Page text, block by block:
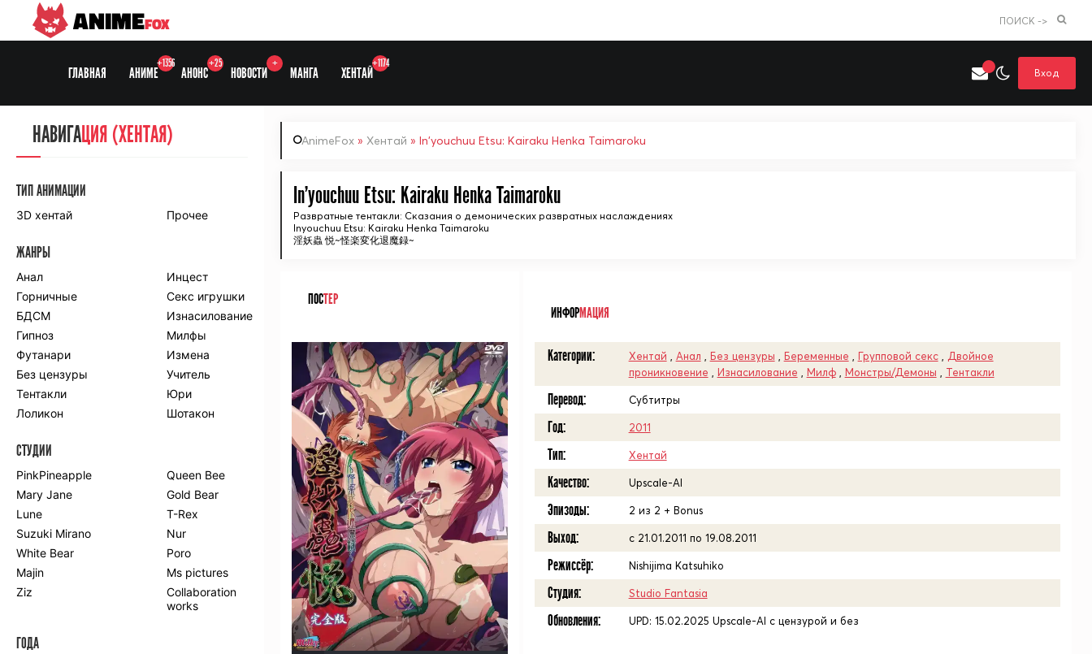
ANIMEFOX ПОИСК ->
ГЛАВНАЯ АНИМЕ
+1356
АНОНС
+25
НОВОСТИ
+
МАНГА ХЕНТАЙ
+1174
Вход
AnimeFox » Хентай » In'youchuu Etsu: Kairaku Henka Taimaroku
In'youchuu Etsu: Kairaku Henka Taimaroku
Развратные тентакли: Сказания о демонических развратных наслаждениях
Inyouchuu Etsu: Kairaku Henka Taimaroku
淫妖蟲 悦~怪楽変化退魔録~
ПОСТЕР
ИНФОРМАЦИЯ
Категории: Хентай Анал Без цензуры Беременные Групповой секс,
Двойное
проникновение
Изнасилование Милф, Монстры/Демоны Тентакли
Перевод: Субтитры
Год: 2011
Тип: Хентай
Качество: Upscale-AI
Эпизоды: 2 из 2 + Bonus
Выход: с 21.01.2011 по 19.08.2011
Режиссёр: Nishijima Katsuhiko
Студия: Studio Fantasia
Обновления: UPD: 15.02.2025 Upscale-AI с цензурой и без
НАВИГАЦИЯ
СЕЗОНЫ
Anidub
Animedia
Kansai studio
Onibaku
Shiza project
ПО ЖАНРАМ
Комедия
Приключения
Романтика
Школа
Этти
Боевые
искусства
Гарем
Драма
Игры
Исторический
Магия
Фантастика
Фэнтези
Мистика
Попаданцы в
другой мир
Хентай
ПО ГОДУ
2023
НАВИГАЦИЯ (ХЕНТАЯ)
ТИП АНИМАЦИИ
3D хентай Прочее
ЖАНРЫ
Анал
Инцест
Горничные
Секс игрушки
БДСМ
Изнасилование
Гипноз
Милфы
Футанари
Измена
Без цензуры
Учитель
Тентакли
Юри
Лоликон
Шотакон
СТУДИИ
PinkPineapple
Queen Bee
Mary Jane
Gold Bear
Lune
T-Rex
Suzuki Mirano
Nur
White Bear
Poro
Majin
Ms pictures
Ziz
Collaboration
works
ГОДА